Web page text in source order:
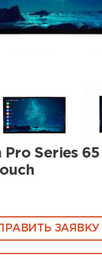
Pro Series 65
ЗАЯВКУ